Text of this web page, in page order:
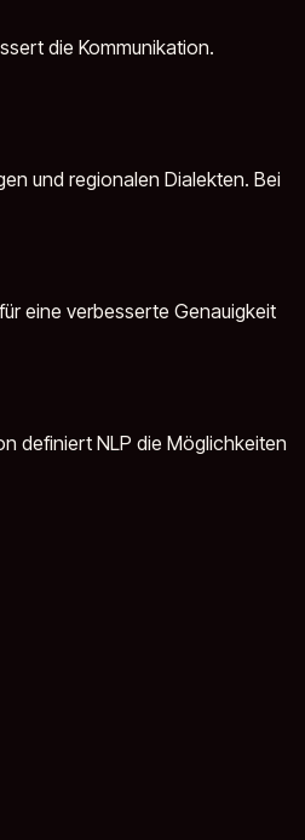
die Kommunikation.
und regionalen Dialekten. Bei
eine verbesserte Genauigkeit
definiert NLP die Möglichkeiten